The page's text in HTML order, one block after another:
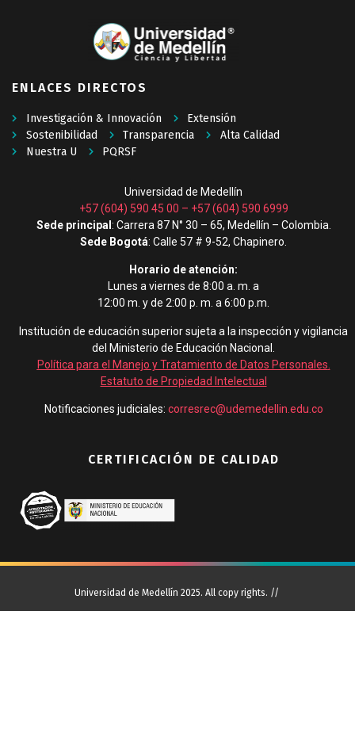
ENLACES DIRECTOS
Investigación & Innovación
Extensión
Sostenibilidad
Transparencia
Alta Calidad
Nuestra U
PQRSF
Universidad de Medellín
+57 (604) 590 45 00 – +57 (604) 590 6999
Sede principal : Carrera 87 N° 30 – 65, Medellín – Colombia.
Sede Bogotá: Calle 57 # 9-52, Chapinero.
Horario de atención:
Lunes a viernes de 8:00 a. m. a
12:00 m. y de 2:00 p. m. a 6:00 p.m.
Institución de educación superior sujeta a la inspección y vigilancia
del Ministerio de Educación Nacional.
Política para el Manejo y Tratamiento de Datos Personales
Estatuto de Propiedad Intelectual
Notificaciones judiciales: corresrec@udemedellin.edu.co
CERTIFICACIÓN DE CALIDAD
Universidad de Medellín 2025. All copy rights. //